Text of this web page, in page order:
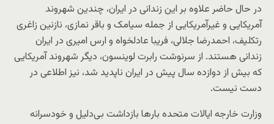
در حال حاضر علاوه بر این زندانی در ایران، چندین شهروند
آمریکایی و غیرآمریکایی از جمله سیامک و باقر نمازی، نازنین زاغری
رتکلیف، احمدرضا جلالی، فریبا عادلخواه و ارس امیری در ایران
زندانی هستند. از سرنوشت رابرت لوینسون، دیگر شهروند آمریکایی
که بیش از دوازده سال پیش در ایران ناپدید شد، نیز اطلاعی در
دست نیست.
وزارت خارجه ایالات متحده بارها بازداشت بی‌دلیل و خودسرانه